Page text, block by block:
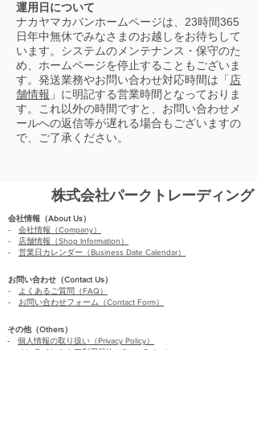
運用日について
ナカヤマカバンホームページは、23時間365
日年中無休でみなさまのお越しをお待ちして
います。システムのメンテナンス・保守のた
め、ホームページを停止することもございま
す。発送業務やお問い合わせ対応時間は「 店
舗情報 」に明記する営業時間となっておりま
す。これ以外の時間ですと、お問い合わせメ
ールへの返信等が遅れる場合もございますの
で、ご了承ください。
株式会社パークトレーディング
会社情報（About Us）
‐ 会社情報（Company）
‐ 店舗情報（Shop Information）
‐ 営業日カレンダー（Business Date Calendar）
お問い合わせ（Contact Us）
‐
よくあるご質問（FAQ）
‐ お問い合わせフォーム（Contact Form）
その他（Others）
‐ 個人情報の取り扱い（Privacy Policy）
オンラインストア利用規約（Store Policy ）